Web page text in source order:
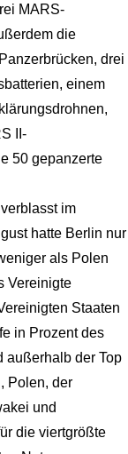
MARS-
die
drei
einem
II-
50 gepanzerte
im
hatte Berlin nur
als Polen
Vereinigte
Staaten
in Prozent des
außerhalb der Top
Polen, der
und
die viertgrößte